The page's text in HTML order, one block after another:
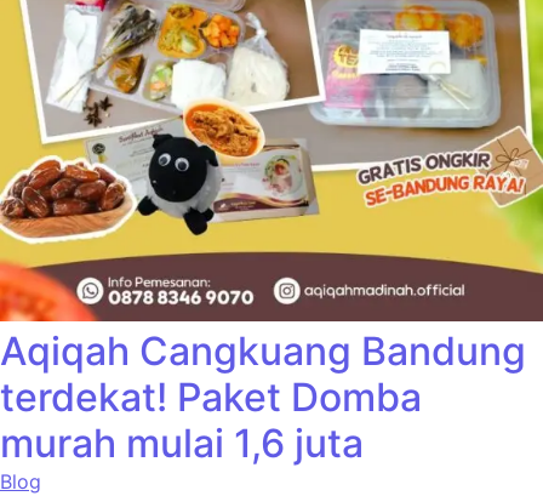
Aqiqah Cangkuang Bandung
terdekat! Paket Domba
murah mulai 1,6 juta
Blog